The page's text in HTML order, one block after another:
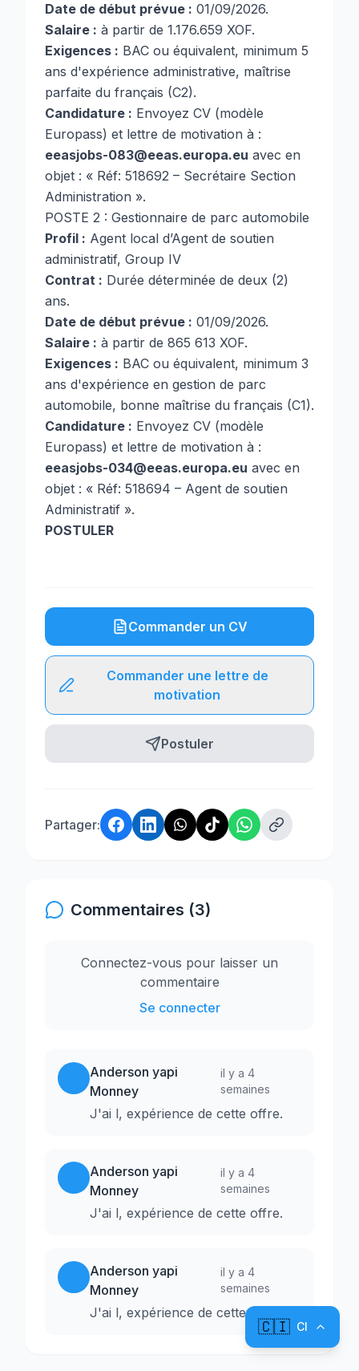
Date de début prévue : 01/09/2026.
Salaire : à partir de 1.176.659 XOF.
Exigences : BAC ou équivalent, minimum 5
ans d'expérience administrative, maîtrise
parfaite du français (C2).
Candidature : Envoyez CV (modèle
Europass) et lettre de motivation à :
eeasjobs-083@eeas.europa.eu avec en
objet : « Réf: 518692 – Secrétaire Section
Administration ».
POSTE 2 : Gestionnaire de parc automobile
Profil : Agent local d’Agent de soutien
administratif, Group IV
Contrat : Durée déterminée de deux (2)
ans.
Date de début prévue : 01/09/2026.
Salaire : à partir de 865 613 XOF.
Exigences : BAC ou équivalent, minimum 3
ans d'expérience en gestion de parc
automobile, bonne maîtrise du français (C1).
Candidature : Envoyez CV (modèle
Europass) et lettre de motivation à :
eeasjobs-034@eeas.europa.eu avec en
objet : « Réf: 518694 – Agent de soutien
Administratif ».
POSTULER
Commander un CV
Commander une lettre de
motivation
Postuler
Partager:
Commentaires (3)
Connectez-vous pour laisser un
commentaire
Se connecter
Anderson yapi
Monney
il y a 4
semaines
J'ai l, expérience de cette offre.
Anderson yapi
Monney
il y a 4
semaines
J'ai l, expérience de cette offre.
Anderson yapi
Monney
il y a 4
semaines
J'ai l, expérience de cette offre.
🇨🇮 CI